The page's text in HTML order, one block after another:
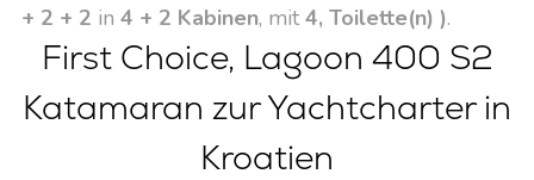
+ 2 + 2 in 4 + 2 Kabinen, mit 4, Toilette(n) ).
First Choice, Lagoon 400 S2
Katamaran zur Yachtcharter in
Kroatien